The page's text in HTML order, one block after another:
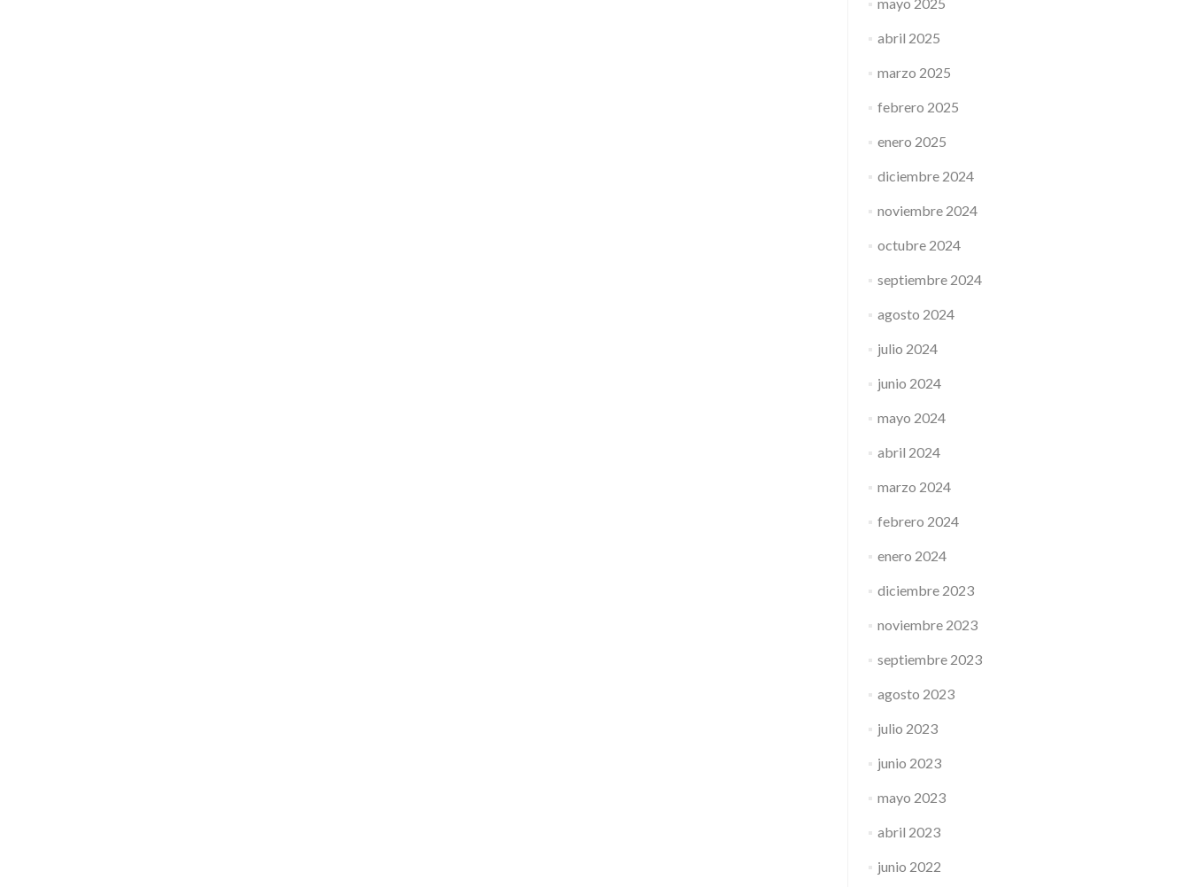
abril 2025
marzo 2025
febrero 2025
enero 2025
diciembre 2024
noviembre 2024
octubre 2024
septiembre 2024
agosto 2024
julio 2024
junio 2024
mayo 2024
abril 2024
marzo 2024
febrero 2024
enero 2024
diciembre 2023
noviembre 2023
septiembre 2023
agosto 2023
julio 2023
junio 2023
mayo 2023
abril 2023
junio 2022